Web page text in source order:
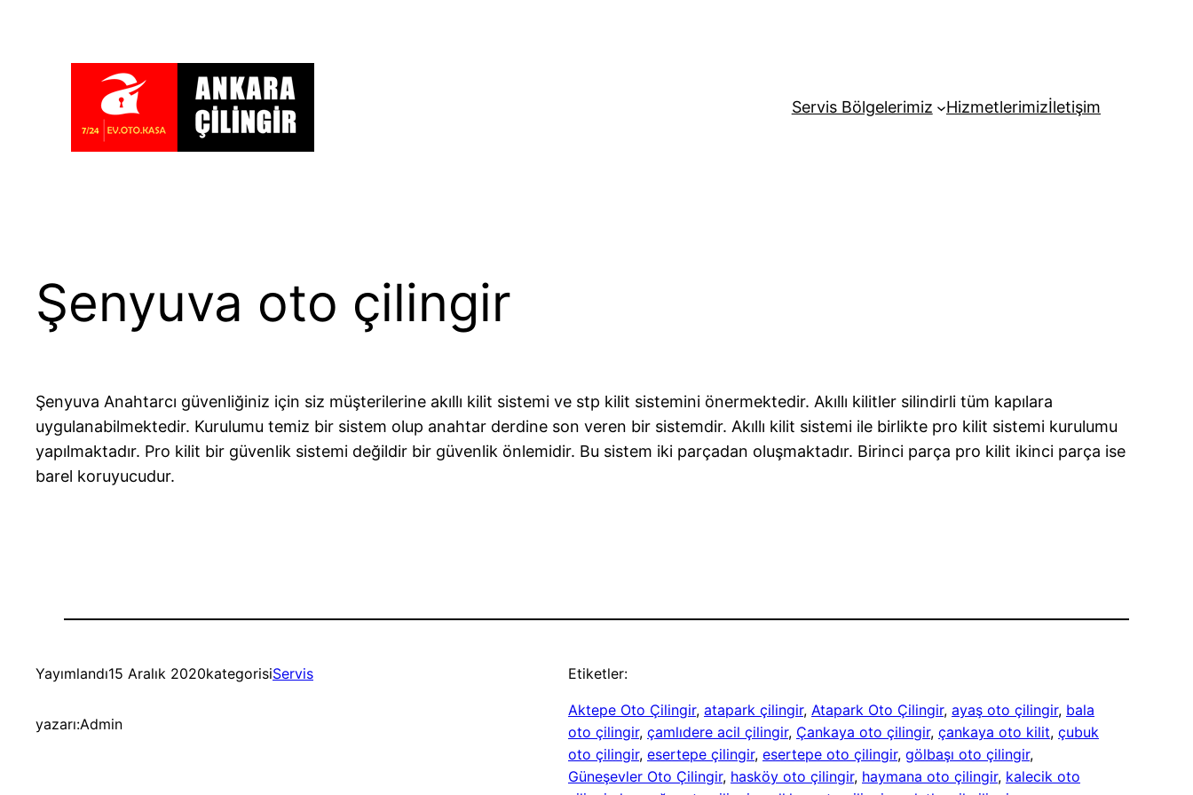
Servis Bölgelerimiz Hizmetlerimizİletişim
Şenyuva oto çilingir
Şenyuva Anahtarcı güvenliğiniz için siz müşterilerine akıllı kilit sistemi ve stp kilit sistemini önermektedir. Akıllı kilitler silindirli tüm kapılara
uygulanabilmektedir. Kurulumu temiz bir sistem olup anahtar derdine son veren bir sistemdir. Akıllı kilit sistemi ile birlikte pro kilit sistemi kurulumu
yapılmaktadır. Pro kilit bir güvenlik sistemi değildir bir güvenlik önlemidir. Bu sistem iki parçadan oluşmaktadır. Birinci parça pro kilit ikinci parça ise
barel koruyucudur.
Yayımlandı15 Aralık 2020kategorisiServis
yazarı:Admin
Etiketler:
Aktepe Oto Çilingir, atapark çilingir, Atapark Oto Çilingir, ayaş oto çilingir, bala
oto çilingir, çamlıdere acil çilingir, Çankaya oto çilingir, çankaya oto kilit, çubuk
oto çilingir, esertepe çilingir, esertepe oto çilingir, gölbaşı oto çilingir
Güneşevler Oto Çilingir, hasköy oto çilingir, haymana oto çilingir, kalecik oto